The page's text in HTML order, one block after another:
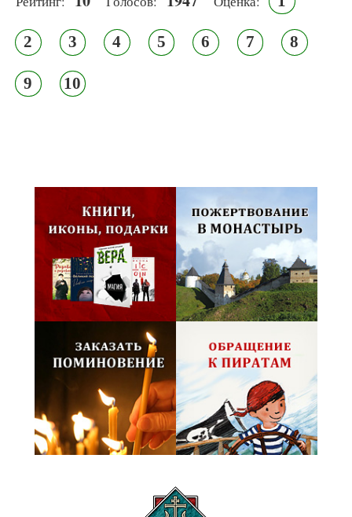
2 3 4 5 6 7 8
9 10